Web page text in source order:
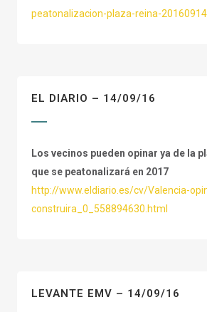
peatonalizacion-plaza-reina-
EL DIARIO – 14/09/16
Los vecinos pueden opinar ya de la
que se peatonalizará en 2017
http://www.eldiario.es/cv/Valencia-
construira_0_558894630.html
LEVANTE EMV – 14/09/16